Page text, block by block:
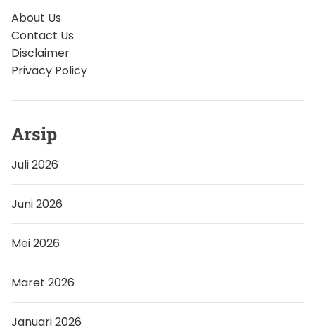
About Us
Contact Us
Disclaimer
Privacy Policy
Arsip
Juli 2026
Juni 2026
Mei 2026
Maret 2026
Januari 2026